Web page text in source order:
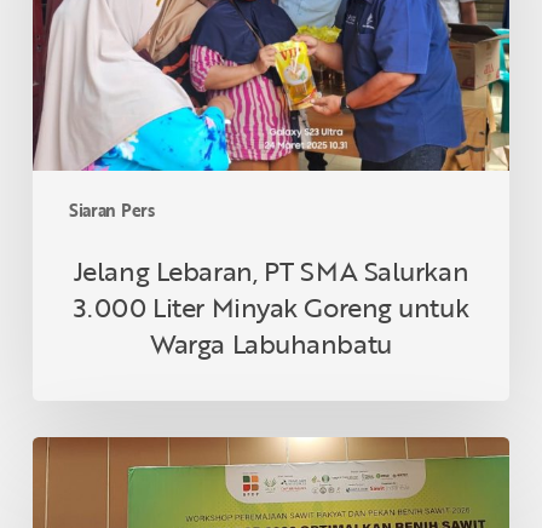
Siaran Pers
3.000
Liter
Minyak
Goreng
untuk
Warga
Labuhanbatu
Jelang Lebaran, PT SMA Salurkan
3.000 Liter Minyak Goreng untuk
Warga Labuhanbatu
Topaz
Dinilai